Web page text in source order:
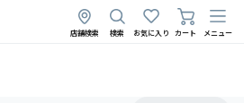
店舗検索 検索 お気に入り カート メニュー